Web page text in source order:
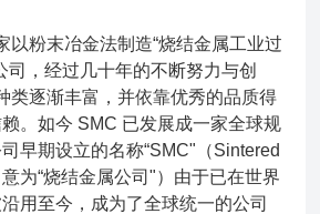
以粉末冶金法制造“烧结金属工业过
司，经过几十年的不断努力与创
类逐渐丰富，并依靠优秀的品质得
。如今 SMC 已发展成一家全球规
早期设立的名称“SMC"（Sintered
为“烧结金属公司"）由于已在世界
用至今，成为了全球统一的公司